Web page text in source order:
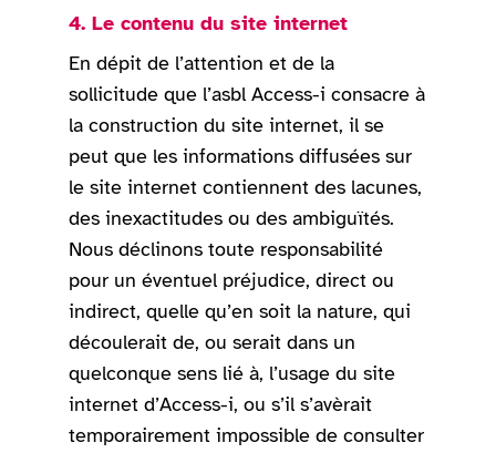
4. Le contenu du site internet
En dépit de l’attention et de la
sollicitude que l’asbl Access-i consacre à
la construction du site internet, il se
peut que les informations diffusées sur
le site internet contiennent des lacunes,
des inexactitudes ou des ambiguïtés.
Nous déclinons toute responsabilité
pour un éventuel préjudice, direct ou
indirect, quelle qu’en soit la nature, qui
découlerait de, ou serait dans un
quelconque sens lié à, l’usage du site
internet d’Access-i, ou s’il s’avèrait
temporairement impossible de consulter